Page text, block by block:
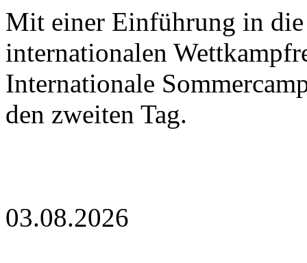
Mit einer Einführung in die
internationalen
Internationale
den zweiten Tag.
03.08.2026